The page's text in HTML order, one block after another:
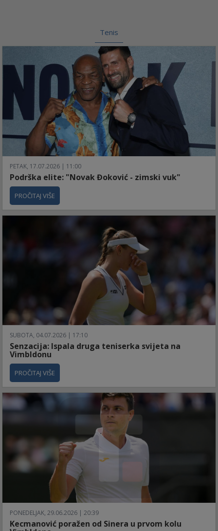
Tenis
PETAK, 17.07.2026 | 11:00
Podrška elite: "Novak Đoković - zimski vuk"
PROČITAJ VIŠE
SUBOTA, 04.07.2026 | 17:10
Senzacija: Ispala druga teniserka svijeta na
Vimbldonu
PROČITAJ VIŠE
PONEDELJAK, 29.06.2026 | 20:39
Kecmanović poražen od Sinera u prvom kolu